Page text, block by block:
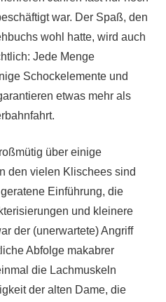
war. Der Spaß, den
wohl hatte, wird auch
Jede Menge
Schockelemente und
etwas mehr als
über einige
den vielen Klischees sind
Einführung, die
und kleinere
der (unerwartete) Angriff
Abfolge makabrer
die Lachmuskeln
der alten Dame, die